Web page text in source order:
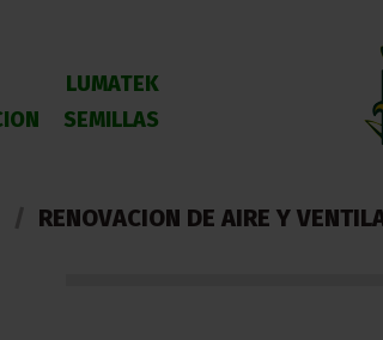
LUMATEK
SEMILLAS
RENOVACION DE AIRE Y